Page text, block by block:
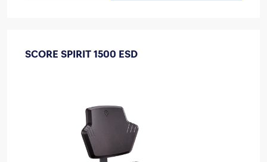
SCORE SPIRIT 1500 ESD